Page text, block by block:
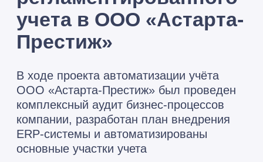
В ходе проекта автоматизации учёта
ООО «Астарта-Престиж» был проведен
комплексный аудит бизнес-процессов
компании, разработан план внедрения
Хотите так же?
Оставьте заявку